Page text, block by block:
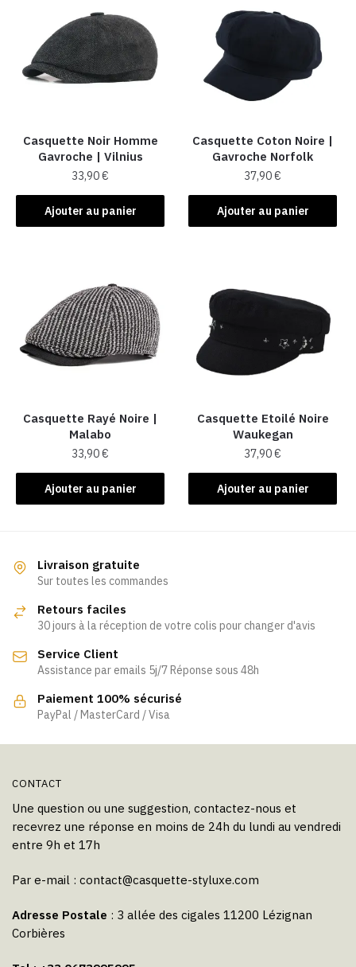
Casquette Noir Homme
Gavroche | Vilnius
33,90€
Ajouter au panier
Casquette Coton Noire |
Gavroche Norfolk
37,90€
Ajouter au panier
Casquette Rayé Noire |
Malabo
33,90€
Ajouter au panier
Casquette Etoilé Noire
Waukegan
37,90€
Ajouter au panier
Livraison gratuite
Sur toutes les commandes
Retours faciles
30 jours à la réception de votre colis pour changer d'avis
Service Client
Assistance par emails 5j/7 Réponse sous 48h
Paiement 100% sécurisé
PayPal / MasterCard / Visa
CONTACT
Une question ou une suggestion, contactez-nous et
recevrez une réponse en moins de 24h du lundi au vendredi
entre 9h et 17h
Par e-mail : contact@casquette-styluxe.com
Adresse Postale : 3 allée des cigales 11200 Lézignan
Corbières